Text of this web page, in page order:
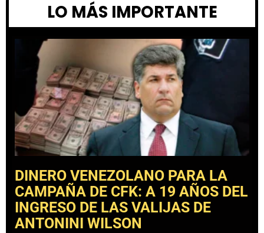
LO MÁS IMPORTANTE
DINERO VENEZOLANO PARA LA
CAMPAÑA DE CFK: A 19 AÑOS DEL
INGRESO DE LAS VALIJAS DE
ANTONINI WILSON